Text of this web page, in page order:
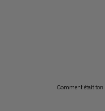
Comment était ton